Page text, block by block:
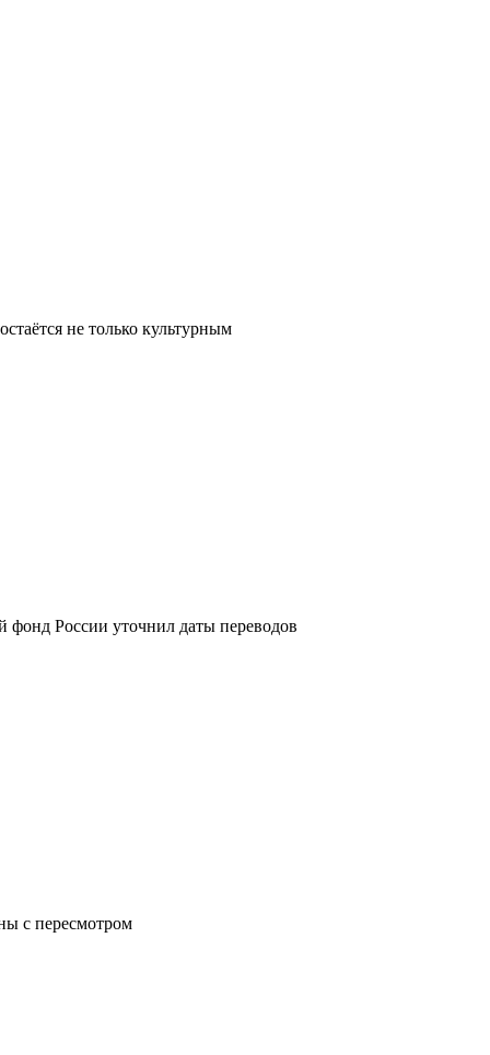
не только культурным
фонд России уточнил даты переводов
с пересмотром